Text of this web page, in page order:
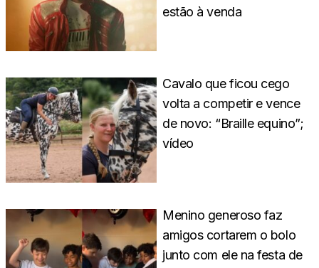
estão à venda
Cavalo que ficou cego
volta a competir e vence
de novo: “Braille equino”;
vídeo
Menino generoso faz
amigos cortarem o bolo
junto com ele na festa de